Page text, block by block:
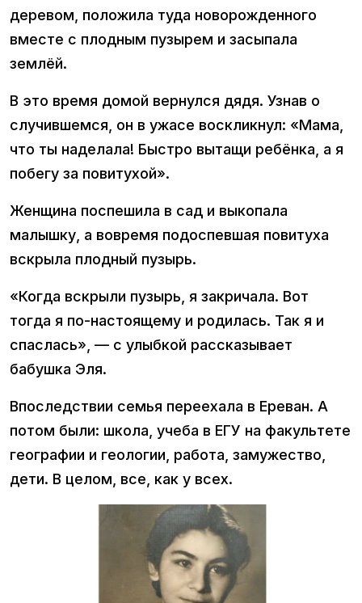
деревом, положила туда новорожденного
вместе с плодным пузырем и засыпала
землёй.
В это время домой вернулся дядя. Узнав о
случившемся, он в ужасе воскликнул: «Мама,
что ты наделала! Быстро вытащи ребёнка, а я
побегу за повитухой».
Женщина поспешила в сад и выкопала
малышку, а вовремя подоспевшая повитуха
вскрыла плодный пузырь.
«Когда вскрыли пузырь, я закричала. Вот
тогда я по-настоящему и родилась. Так я и
спаслась», — с улыбкой рассказывает
бабушка Эля.
Впоследствии семья переехала в Ереван. А
потом были: школа, учеба в ЕГУ на факультете
географии и геологии, работа, замужество,
дети. В целом, все, как у всех.